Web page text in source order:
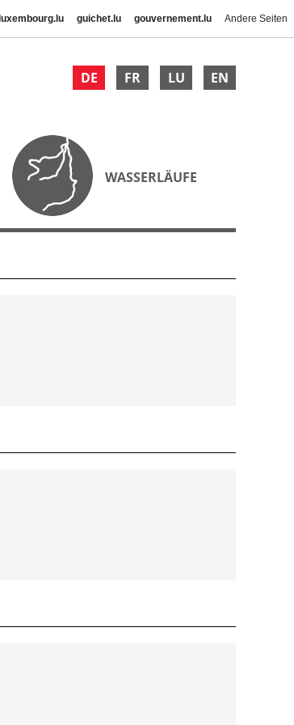
luxembourg.lu guichet.lu gouvernement.lu Andere Seiten
DE FR LU EN
WASSERLÄUFE